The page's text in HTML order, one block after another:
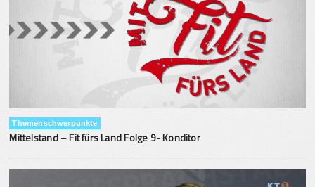
Themenschwerpunkte
Mittelstand – Fit fürs Land Folge 9- Konditor